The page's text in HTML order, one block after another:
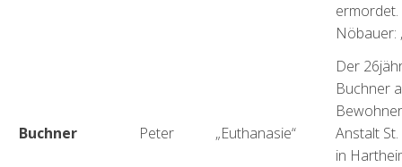
Nöbauer:
Buchner Peter „Euthanasie“
Der
Buchner
Anstalt
in